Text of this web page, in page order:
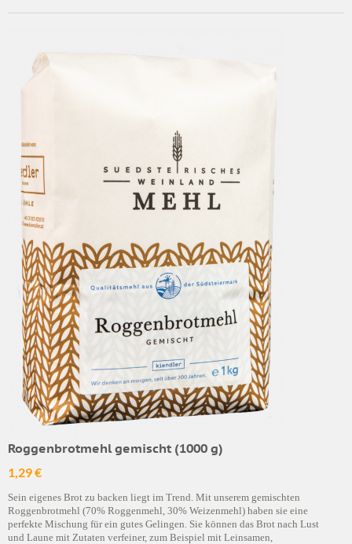
Roggenbrotmehl gemischt (1000 g)
1,29 €
Sein eigenes Brot zu backen liegt im Trend. Mit unserem gemischten
Roggenbrotmehl (70% Roggenmehl, 30% Weizenmehl) haben sie eine
perfekte Mischung für ein gutes Gelingen. Sie können das Brot nach Lust
und Laune mit Zutaten verfeiner, zum Beispiel mit Leinsamen,